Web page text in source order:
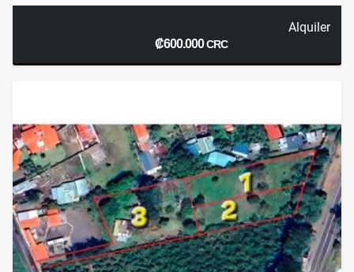
Alquiler
₡600.000CRC